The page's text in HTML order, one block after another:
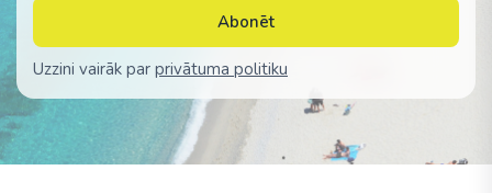
Abonēt
Uzzini vairāk par privātuma politiku